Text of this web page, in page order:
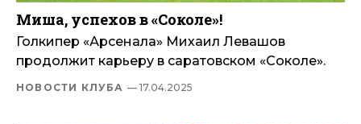
Миша, успехов в «Соколе»!
Голкипер «Арсенала» Михаил Левашов
продолжит карьеру в саратовском «Соколе».
НОВОСТИ КЛУБА — 17.04.2025